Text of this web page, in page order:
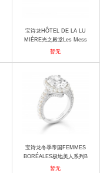
宝诗龙HÔTEL DE LA LU
MIÈRE光之殿堂Les Mess
agers Celestes天堂使者Le
套系
暂无
宝诗龙冬季帝国FEMMES
BORÉALES极地美人系列B
ANQUISE 戒指
暂无